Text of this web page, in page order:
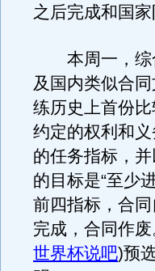
之后完成和国家
本周一，综
及国内类似合
练历史上首份
约定的权利和
的任务指标，
的目标是“至少
前四指标，合
完成，合同作
世界杯说吧)预